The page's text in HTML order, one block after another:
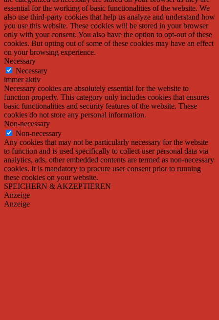
essential for the working of basic functionalities of the website. We
also use third-party cookies that help us analyze and understand how
you use this website. These cookies will be stored in your browser
only with your consent. You also have the option to opt-out of these
cookies. But opting out of some of these cookies may have an effect
on your browsing experience.
Necessary
Necessary
immer aktiv
Necessary cookies are absolutely essential for the website to
function properly. This category only includes cookies that ensures
basic functionalities and security features of the website. These
cookies do not store any personal information.
Non-necessary
Non-necessary
Any cookies that may not be particularly necessary for the website
to function and is used specifically to collect user personal data via
analytics, ads, other embedded contents are termed as non-necessary
cookies. It is mandatory to procure user consent prior to running
these cookies on your website.
SPEICHERN & AKZEPTIEREN
Anzeige
Anzeige